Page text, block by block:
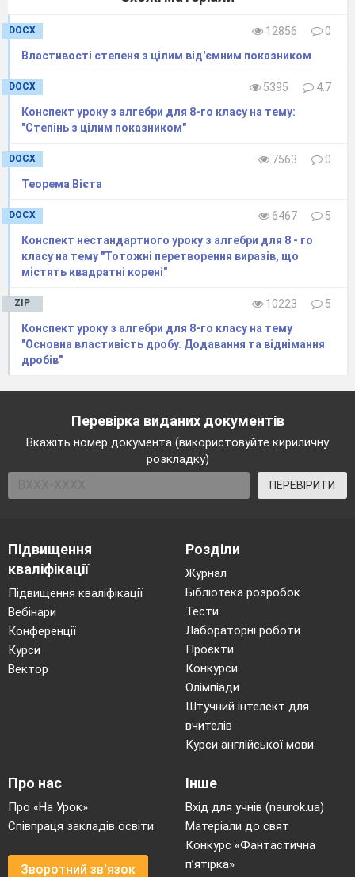
DOCX 12856
0
Властивості степеня з цілим від'ємним показником
DOCX 5395
4.7
Конспект уроку з алгебри для 8-го класу на тему:
"Степінь з цілим показником"
DOCX 7563
0
Теорема Вієта
DOCX 6467
5
Конспект нестандартного уроку з алгебри для 8 - го
класу на тему "Тотожні перетворення виразів, що
містять квадратні корені"
ZIP 10223
5
Конспект уроку з алгебри для 8-го класу на тему
"Основна властивість дробу. Додавання та віднімання
дробів"
Перевірка виданих документів
Вкажіть номер документа (використовуйте кириличну
розкладку)
ПЕРЕВІРИТИ
Підвищення
кваліфікації
Підвищення кваліфікації
Вебінари
Конференції
Курси
Вектор
Розділи
Журнал
Бібліотека розробок
Тести
Лабораторні роботи
Проєкти
Конкурси
Олімпіади
Штучний інтелект для
вчителів
Курси англійської мови
Про нас
Про «На Урок»
Співпраця закладів освіти
Зворотний зв'язок
Інше
Вхід для учнів (naurok.ua)
Матеріали до свят
Конкурс «Фантастична
п’ятірка»